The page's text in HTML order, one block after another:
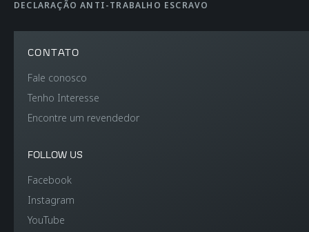
DECLARAÇÃO ANTI-TRABALHO ESCRAVO
CONTATO
Fale conosco
Tenho Interesse
Encontre um revendedor
FOLLOW US
Facebook
Instagram
YouTube